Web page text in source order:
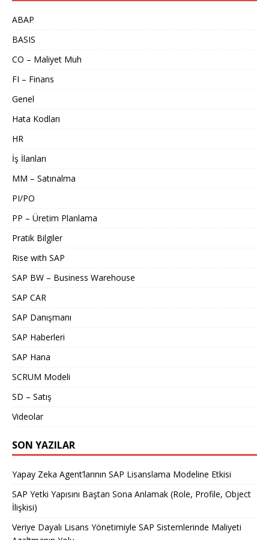
ABAP
BASIS
CO – Maliyet Muh
FI – Finans
Genel
Hata Kodları
HR
İş İlanları
MM – Satınalma
PI/PO
PP – Üretim Planlama
Pratik Bilgiler
Rise with SAP
SAP BW – Business Warehouse
SAP CAR
SAP Danışmanı
SAP Haberleri
SAP Hana
SCRUM Modeli
SD – Satış
Videolar
SON YAZILAR
Yapay Zeka Agent’larının SAP Lisanslama Modeline Etkisi
SAP Yetki Yapısını Baştan Sona Anlamak (Role, Profile, Object
İlişkisi)
Veriye Dayalı Lisans Yönetimiyle SAP Sistemlerinde Maliyeti